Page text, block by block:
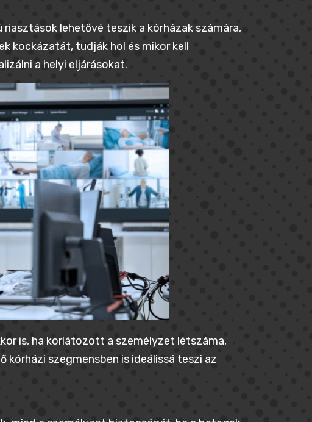
lehetővé teszik a kórházak számára,
kockázatát, tudják hol és mikor kell
a helyi eljárásokat.
is, ha korlátozott a személyzet létszáma,
kórházi szegmensben is ideálissá teszi az